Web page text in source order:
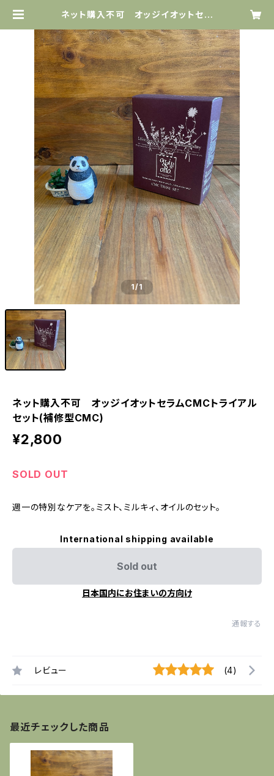
ネット購入不可 オッジイオットセラ
C) | カシュカシュヘア ネットSHO
P
1/1
ネット購入不可 オッジイオットセラムCMCトライアル
セット(補修型CMC)
¥2,800
SOLD OUT
週一の特別なケアを。ミスト、ミルキィ、オイルのセット。
International shipping available
Sold out
日本国内にお住まいの方向け
通報する
レビュー (4)
最近チェックした商品